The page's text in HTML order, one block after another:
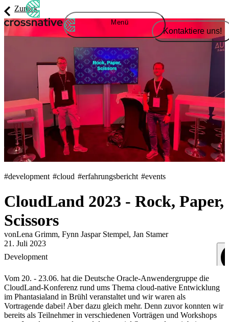
Kontaktiere uns!
Menü
Zurück
#development #cloud #erfahrungsbericht #events
CloudLand 2023 - Rock, Paper,
Scissors
vonLena Grimm, Fynn Jaspar Stempel, Jan Stamer
21. Juli 2023
Development
Vom 20. - 23.06. hat die Deutsche Oracle-Anwendergruppe die
CloudLand-Konferenz rund ums Thema cloud-native Entwicklung
im Phantasialand in Brühl veranstaltet und wir waren als
Vortragende dabei! Aber dazu gleich mehr. Denn zuvor konnten wir
bereits als Teilnehmer in verschiedenen Vorträgen und Workshops